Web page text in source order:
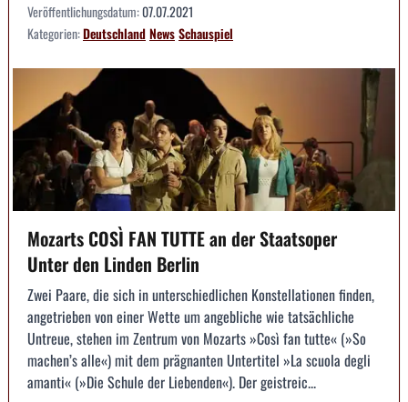
Veröffentlichungsdatum:07.07.2021
Kategorien:DeutschlandNewsSchauspiel
Mozarts COSÌ FAN TUTTE an der Staatsoper
Unter den Linden Berlin
Zwei Paare, die sich in unterschiedlichen Konstellationen finden,
angetrieben von einer Wette um angebliche wie tatsächliche
Untreue, stehen im Zentrum von Mozarts »Così fan tutte« (»So
machen’s alle«) mit dem prägnanten Untertitel »La scuola degli
amanti« (»Die Schule der Liebenden«). Der geistreic...